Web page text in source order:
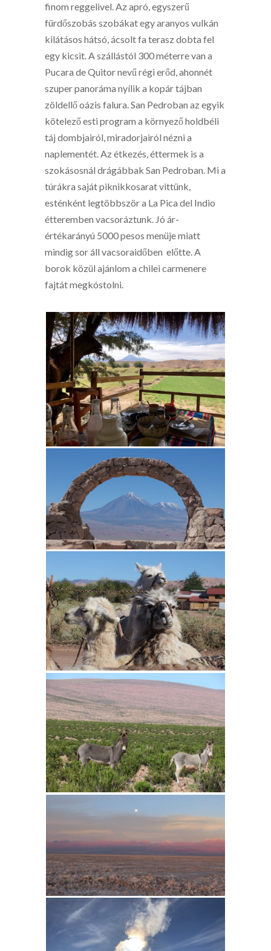
finom reggelivel. Az apró, egyszerű
fürdőszobás szobákat egy aranyos vulkán
kilátásos hátsó, ácsolt fa terasz dobta fel
egy kicsit. A szállástól 300 méterre van a
Pucara de Quitor nevű régi erőd, ahonnét
szuper panoráma nyílik a kopár tájban
zöldellő oázis falura. San Pedroban az egyik
kötelező esti program a környező holdbéli
táj dombjairól, miradorjairól nézni a
naplementét. Az étkezés, éttermek is a
szokásosnál drágábbak San Pedroban. Mi a
túrákra saját piknikkosarat vittünk,
esténként legtöbbször a La Pica del Indio
étteremben vacsoráztunk. Jó ár-
értékarányú 5000 pesos menüje miatt
mindig sor áll vacsoraidőben előtte. A
borok közül ajánlom a chilei carmenere
fajtát megkóstolni.